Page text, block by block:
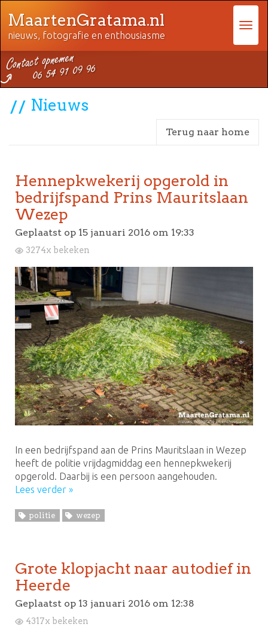
MaartenGratama.nl
nieuws, fotografie en enthousiasme
Nieuws
Terug naar home
Hennepkwekerij opgerold in
bedrijfspand Prins Mauritslaan
Wezep
Geplaatst op 15 januari 2016 om 19:33
3274x bekeken
In een bedrijfspand aan de Prins Mauritslaan in Wezep
heeft de politie vrijdagmiddag een hennepkwekerij
opgerold. Daarbij is een persoon aangehouden.
Lees verder »
politie wezep
Grote klopjacht naar autodief in
Heerde
Geplaatst op 13 januari 2016 om 12:38
4317x bekeken